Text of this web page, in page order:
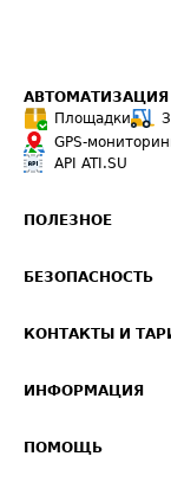
Площадки
GPS-
API ATI.SU
ПОЛЕЗНОЕ
Звезды ATI.SU на
Средние ставки
БЕЗОПАСНОСТЬ
Светофор+
О формировании
КОНТАКТЫ И
Реклама на сайте
ИНФОРМАЦИЯ
ПОМОЩЬ